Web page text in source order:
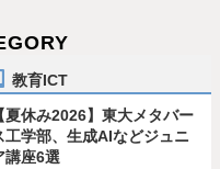
教育ICT
【夏休み2026】東大メタバー
工学部、生成AIなどジュニ
講座6選